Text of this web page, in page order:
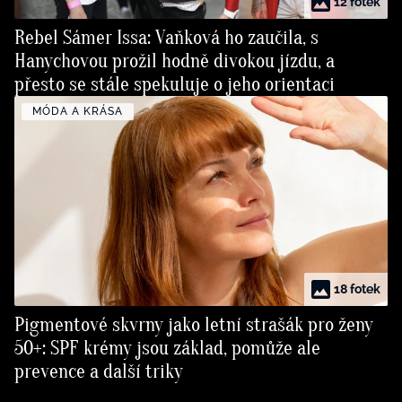
Rebel Sámer Issa: Vaňková ho zaučila, s
Hanychovou prožil hodně divokou jízdu, a
přesto se stále spekuluje o jeho orientaci
MÓDA A KRÁSA
18 fotek
Pigmentové skvrny jako letní strašák pro ženy
50+: SPF krémy jsou základ, pomůže ale
prevence a další triky